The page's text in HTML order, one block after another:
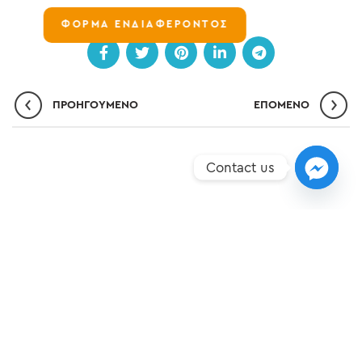
ΦΟΡΜΑ ΕΝΔΙΑΦΕΡΟΝΤΟΣ
ΠΡΟΗΓΟΎΜΕΝΟ ΕΠΌΜΕΝO
Contact us